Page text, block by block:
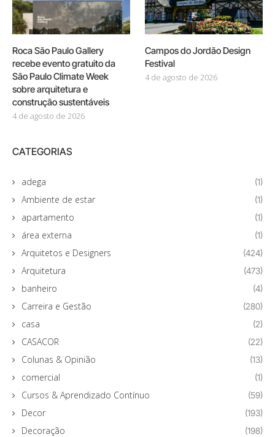
Roca São Paulo Gallery
recebe evento gratuito da
São Paulo Climate Week
sobre arquitetura e
construção sustentáveis
4 de agosto de 2026
Campos do Jordão Design
Festival
4 de agosto de 2026
CATEGORIAS
adega (1)
Ambiente de estar (1)
apartamento (1)
área externa (1)
Arquitetos e Designers (424)
Arquitetura (473)
banheiro (4)
Carreira e Gestão (280)
casa (2)
CASACOR (22)
Colunas & Opinião (13)
comercial (1)
Cursos & Aprendizado Contínuo (59)
Decor (193)
Decoração (198)